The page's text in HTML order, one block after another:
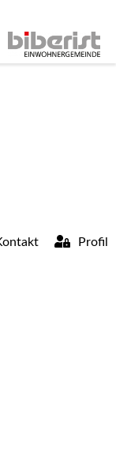
Profil